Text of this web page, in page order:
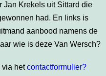
Jan Krekels uit Sittard die
had. En links is
aanbood namens de
wie is deze Van Wersch?
via hetcontactformulier?